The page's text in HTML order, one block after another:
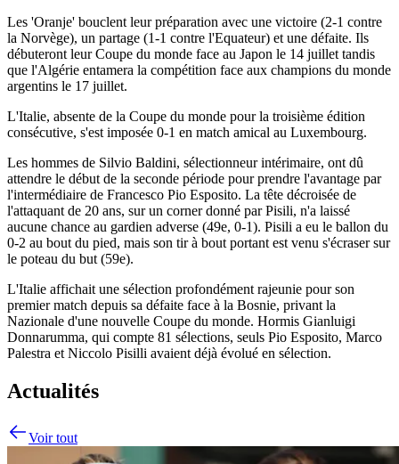
Les 'Oranje' bouclent leur préparation avec une victoire (2-1 contre
la Norvège), un partage (1-1 contre l'Equateur) et une défaite. Ils
débuteront leur Coupe du monde face au Japon le 14 juillet tandis
que l'Algérie entamera la compétition face aux champions du monde
argentins le 17 juillet.
L'Italie, absente de la Coupe du monde pour la troisième édition
consécutive, s'est imposée 0-1 en match amical au Luxembourg.
Les hommes de Silvio Baldini, sélectionneur intérimaire, ont dû
attendre le début de la seconde période pour prendre l'avantage par
l'intermédiaire de Francesco Pio Esposito. La tête décroisée de
l'attaquant de 20 ans, sur un corner donné par Pisili, n'a laissé
aucune chance au gardien adverse (49e, 0-1). Pisili a eu le ballon du
0-2 au bout du pied, mais son tir à bout portant est venu s'écraser sur
le poteau du but (59e).
L'Italie affichait une sélection profondément rajeunie pour son
premier match depuis sa défaite face à la Bosnie, privant la
Nazionale d'une nouvelle Coupe du monde. Hormis Gianluigi
Donnarumma, qui compte 81 sélections, seuls Pio Esposito, Marco
Palestra et Niccolo Pisilli avaient déjà évolué en sélection.
Actualités
Voir tout